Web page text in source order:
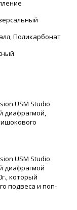
Поликарбонат
USM Studio
диафрагмой,
USM Studio
диафрагмой
который
подвеса и поп-